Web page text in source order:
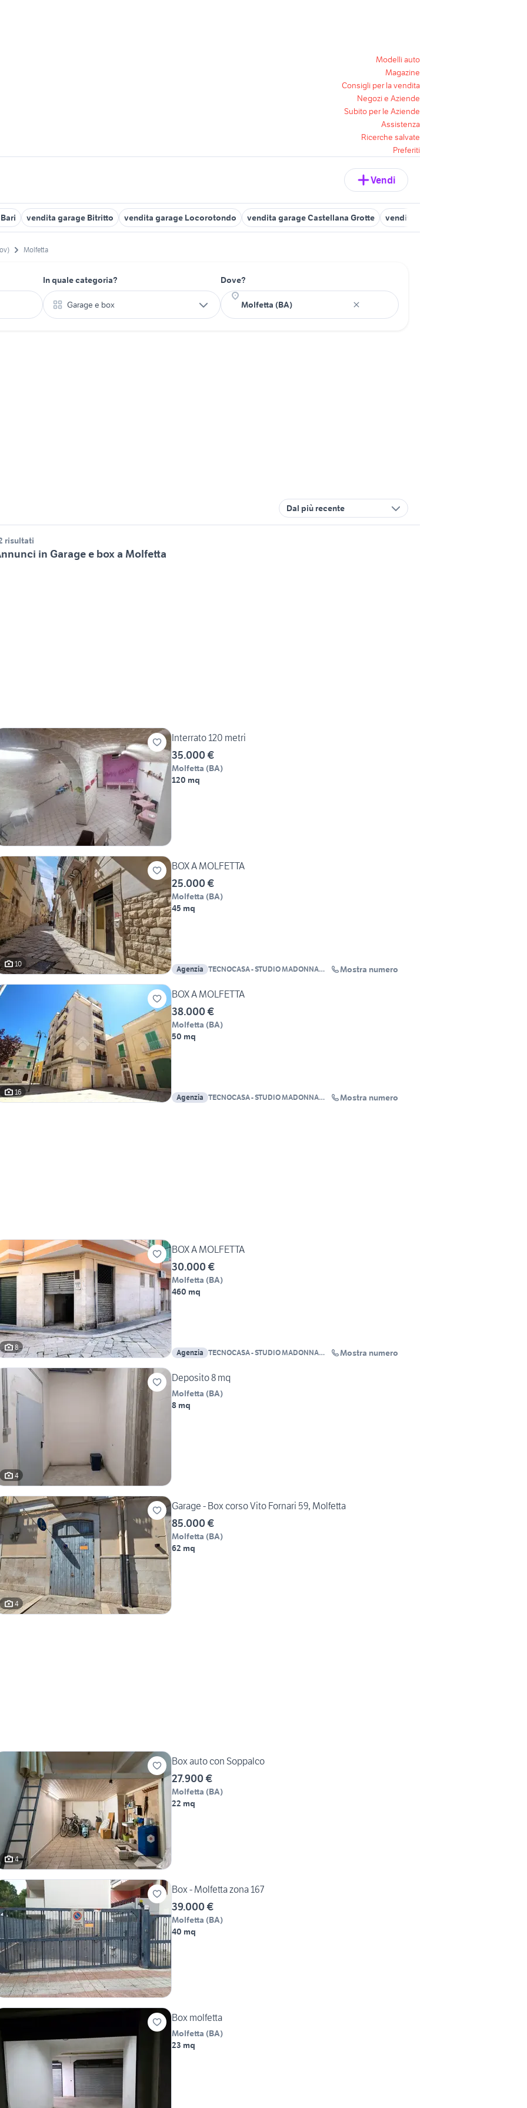
Modelli auto
Magazine
Consigli per la vendita
Negozi e Aziende
Subito per le Aziende
Assistenza
Ricerche salvate
Preferiti
Vendi
vendita garage Bitritto vendita garage Locorotondo vendita garage Castellana Grotte vendita garage Gioia del Colle
Molfetta
In quale categoria?
Garage e box
Dove?
Dal più recente
risultati
in Garage e box a Molfetta
Interrato 120 metri
35.000 €
Molfetta (BA)
120 mq
10
BOX A MOLFETTA
25.000 €
Molfetta (BA)
45 mq
Agenzia TECNOCASA - STUDIO MADONNA
Mostra numero
16
BOX A MOLFETTA
38.000 €
Molfetta (BA)
50 mq
Agenzia TECNOCASA - STUDIO MADONNA
Mostra numero
8
BOX A MOLFETTA
30.000 €
Molfetta (BA)
460 mq
Agenzia TECNOCASA - STUDIO MADONNA
Mostra numero
4
Deposito 8 mq
Molfetta (BA)
8 mq
4
Garage - Box corso Vito Fornari 59, Molfetta
85.000 €
Molfetta (BA)
62 mq
4
Box auto con Soppalco
27.900 €
Molfetta (BA)
22 mq
Box - Molfetta zona 167
39.000 €
Molfetta (BA)
40 mq
Box molfetta
Molfetta (BA)
23 mq